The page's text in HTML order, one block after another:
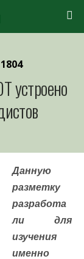
устроено
Данную
разметку
разработа
ли для
изучения
именно